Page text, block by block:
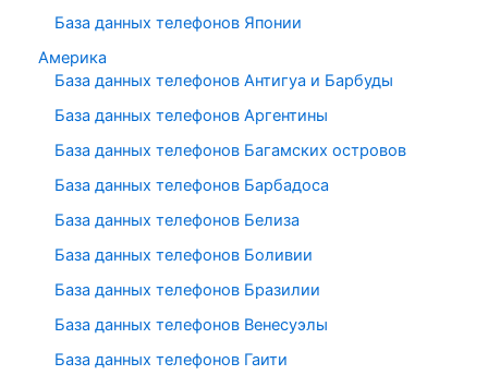
База данных телефонов Японии
Америка
База данных телефонов Антигуа и Барбуды
База данных телефонов Аргентины
База данных телефонов Багамских островов
База данных телефонов Барбадоса
База данных телефонов Белиза
База данных телефонов Боливии
База данных телефонов Бразилии
База данных телефонов Венесуэлы
База данных телефонов Гаити